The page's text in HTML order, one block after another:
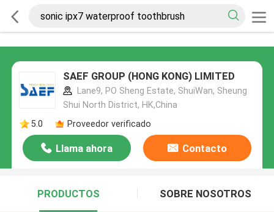
SAEF GROUP (HONG KONG) LIMITED
Lane9, PO Sheng Estate, ShuiWan, Sheung
Shui North District, HK,China
5.0
Proveedor verificado
Llama ahora Contacto
PRODUCTOS SOBRE NOSOTROS